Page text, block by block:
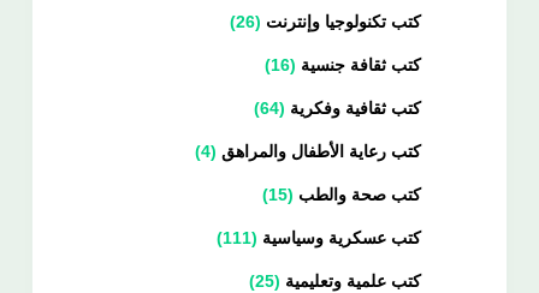
كتب تكنولوجيا وإنترنت 26
كتب ثقافة جنسية 16
كتب ثقافية وفكرية 64
كتب رعاية الأطفال والمراهق 4
كتب صحة والطب 15
كتب عسكرية وسياسية 111
كتب علمية وتعليمية 25